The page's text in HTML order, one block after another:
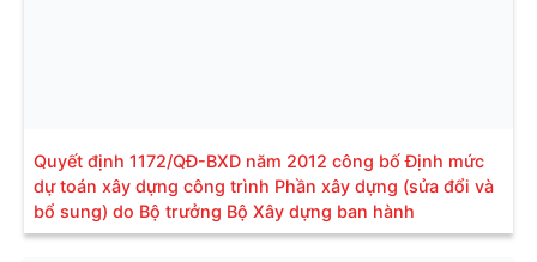
Quyết định 1172/QĐ-BXD năm 2012 công bố Định mức
dự toán xây dựng công trình Phần xây dựng (sửa đổi và
bổ sung) do Bộ trưởng Bộ Xây dựng ban hành